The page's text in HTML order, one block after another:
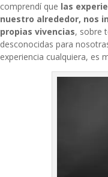
comprendí que las
nuestro alrededor, nos
propias vivencias, sobre
desconocidas para
experiencia cualquiera, es